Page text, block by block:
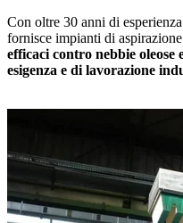
Con oltre 30 anni di
fornisce impianti di
efficaci contro nebbie oleose
esigenza e di lavorazione